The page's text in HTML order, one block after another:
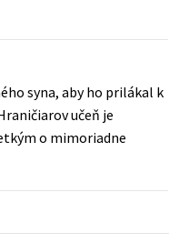
syna, aby ho prilákal k
učeň je
o mimoriadne